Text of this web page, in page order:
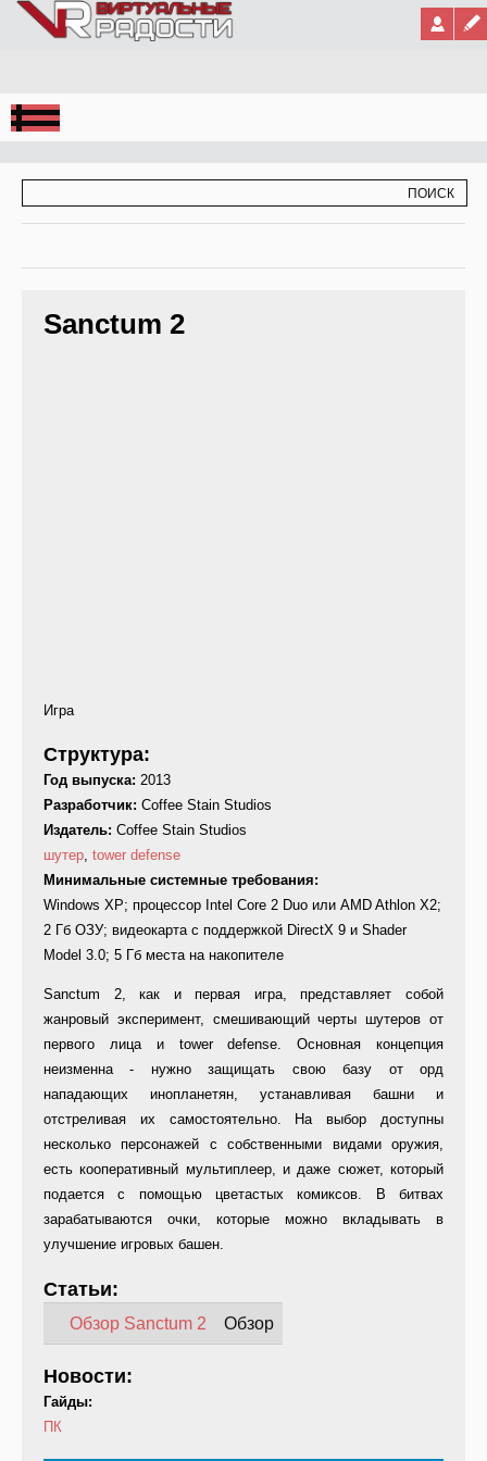
Jump to Navigation
Sanctum 2
Игра
Структура:
Год выпуска: 2013
Разработчик: Coffee Stain Studios
Издатель: Coffee Stain Studios
шутер, tower defense
Минимальные системные требования:
Windows XP; процессор Intel Core 2 Duo или AMD Athlon X2;
2 Гб ОЗУ; видеокарта с поддержкой DirectX 9 и Shader
Model 3.0; 5 Гб места на накопителе
Sanctum 2, как и первая игра, представляет собой
жанровый эксперимент, смешивающий черты шутеров от
первого лица и tower defense. Основная концепция
неизменна - нужно защищать свою базу от орд
нападающих инопланетян, устанавливая башни и
отстреливая их самостоятельно. На выбор доступны
несколько персонажей с собственными видами оружия,
есть кооперативный мультиплеер, и даже сюжет, который
подается с помощью цветастых комиксов. В битвах
зарабатываются очки, которые можно вкладывать в
улучшение игровых башен.
Статьи:
Обзор Sanctum 2 Обзор
Новости:
Гайды:
ПК